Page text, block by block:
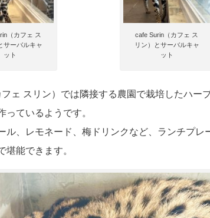
（カフェ ス
サーバルキャ
ット
cafe Surin（カフェ ス
リン）とサーバルキャ
ット
ェ スリン）では隣接する農園で栽培したハー
っているようです。
ル、レモネード、梅ドリンクなど、ランチプ
堪能できます。